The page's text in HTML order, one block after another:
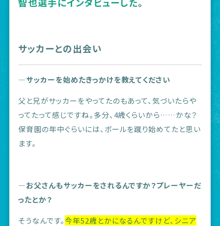
サッカーとの出会い
―サッカーを始めたきっかけを教えてください
父と兄がサッカーをやってたのもあって、気づいたらや
ってたって感じですね。多分、4歳くらいから……かな？
保育園の年中ぐらいには、ボールを蹴り始めてたと思い
ます。
―お父さんもサッカーをされるんですか？プレーヤーだ
ったとか？
そうなんです。今年52歳とかになるんですけど、シニア